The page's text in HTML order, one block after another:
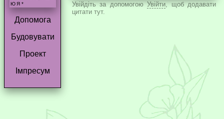
Ю Я *
Допомога
Будовувати
Проект
Імпресум
Увійдіть за допомогоюУвійти, щоб додавати
цитати тут.